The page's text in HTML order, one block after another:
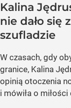
Kalina
nie dało się
szufladzie
W czasach, gdy
granice, Kalina
opinią otoczenia
i mówiła o